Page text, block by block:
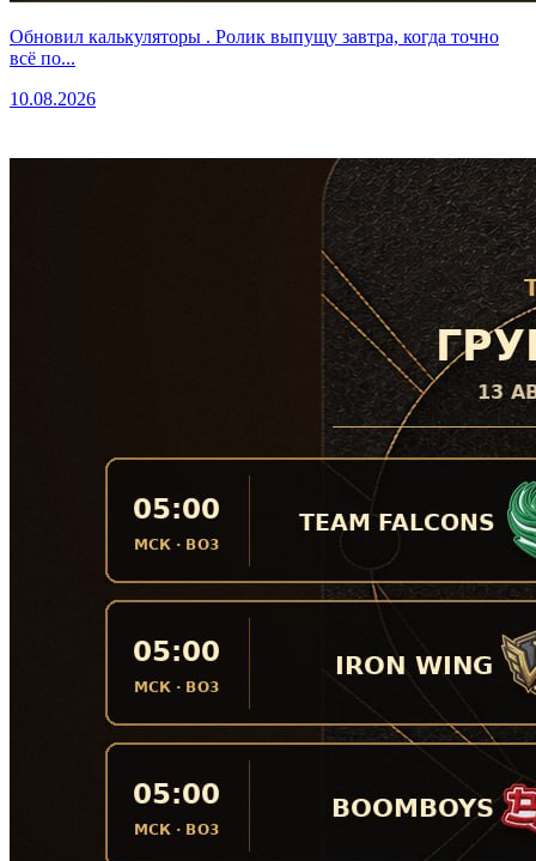
Обновил калькуляторы . Ролик выпущу завтра, когда точно
всё по...
10.08.2026